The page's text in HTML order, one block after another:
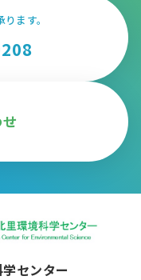
ます。
センター